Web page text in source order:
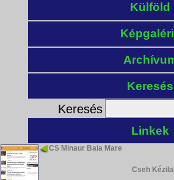
Külföld
Keresés
Keresés
Linkek
CS Minaur Baia Mare
Cseh